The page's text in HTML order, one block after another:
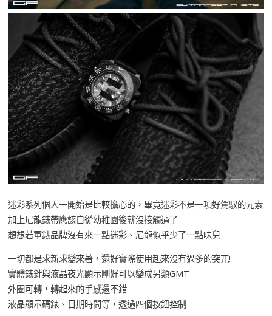
迷彩系列個人一開始是比較擔心的，畢竟迷彩不是一項好駕馭的元素
加上尼龍錶帶應該自從幼稚園後就沒接觸過了
想想若軍錶品牌沒有來一點迷彩、尼龍似乎少了一點味兒
一切都是求新求變來著，還好實際使用起來沒有過多的突兀!
實體錶針與液晶夜光顯示剛好可以變成另類GMT
外圈可轉，轉起來的手感還不錯
液晶顯示碼錶、日期時間等，透過四個按鈕控制